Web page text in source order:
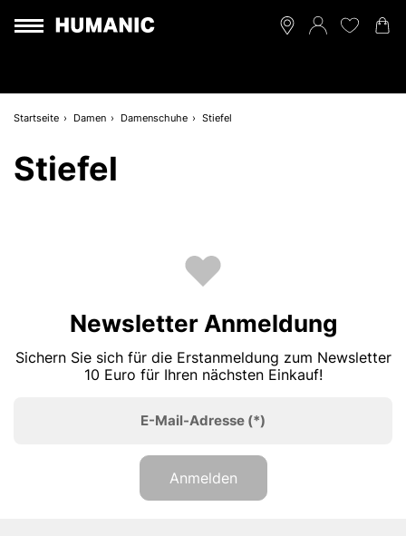
Startseite Damen Damenschuhe Stiefel
Stiefel
Newsletter Anmeldung
Sichern Sie sich für die Erstanmeldung zum Newsletter
10 Euro für Ihren nächsten Einkauf!
E-Mail-Adresse (*)
Anmelden